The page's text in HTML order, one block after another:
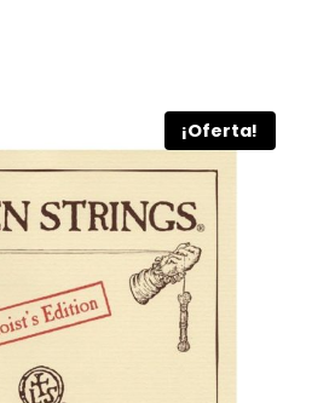
¡Oferta!